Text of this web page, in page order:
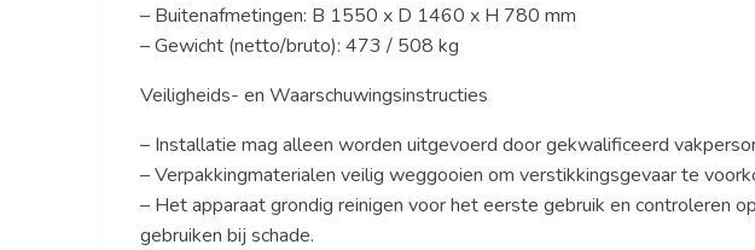
– Buitenafmetingen: B 1550 x D 1460 x H 780 mm
– Gewicht (netto/bruto): 473 / 508 kg
Veiligheids- en Waarschuwingsinstructies
– Installatie mag alleen worden uitgevoerd door gekwalificeerd
– Verpakkingmaterialen veilig weggooien om verstikkingsgevaar te
– Het apparaat grondig reinigen voor het eerste gebruik en controleren
gebruiken bij schade.